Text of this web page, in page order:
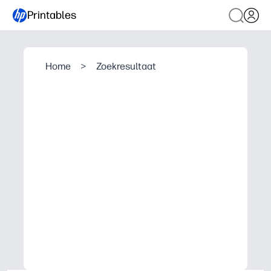
Printables
Home > Zoekresultaat